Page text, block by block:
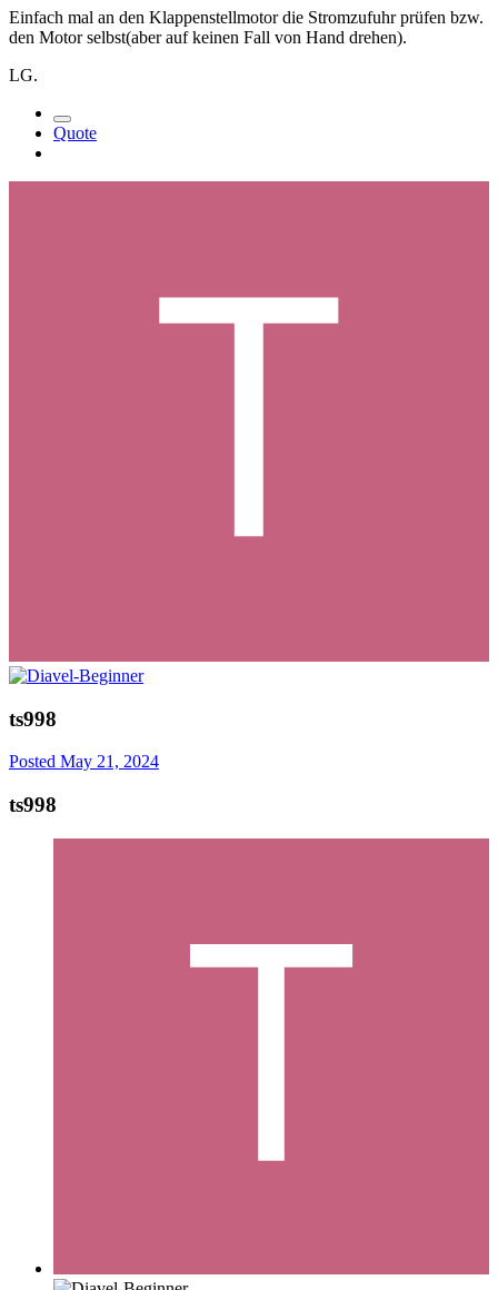
Einfach mal an den Klappenstellmotor die Stromzufuhr prüfen bzw.
den Motor selbst(aber auf keinen Fall von Hand drehen).
LG.
Quote
ts998
Posted May 21, 2024
ts998